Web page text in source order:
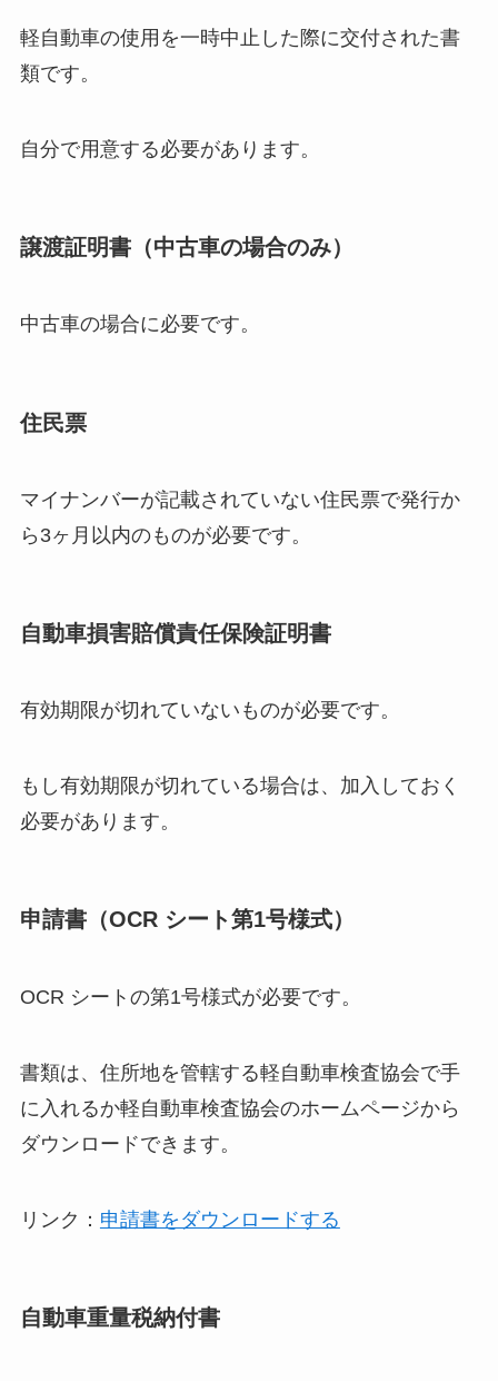
軽自動車の使用を一時中止した際に交付された書
類です。
自分で用意する必要があります。
譲渡証明書（中古車の場合のみ）
中古車の場合に必要です。
住民票
マイナンバーが記載されていない住民票で発行か
ら3ヶ月以内のものが必要です。
自動車損害賠償責任保険証明書
有効期限が切れていないものが必要です。
もし有効期限が切れている場合は、加入しておく
必要があります。
申請書（OCR シート第1号様式）
OCR シートの第1号様式が必要です。
書類は、住所地を管轄する軽自動車検査協会で手
に入れるか軽自動車検査協会のホームページから
ダウンロードできます。
リンク： 申請書をダウンロードする
自動車重量税納付書